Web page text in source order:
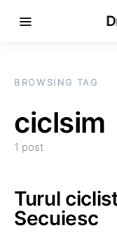
BROWSING TAG
ciclsim
1 post
Turul
Secuiesc